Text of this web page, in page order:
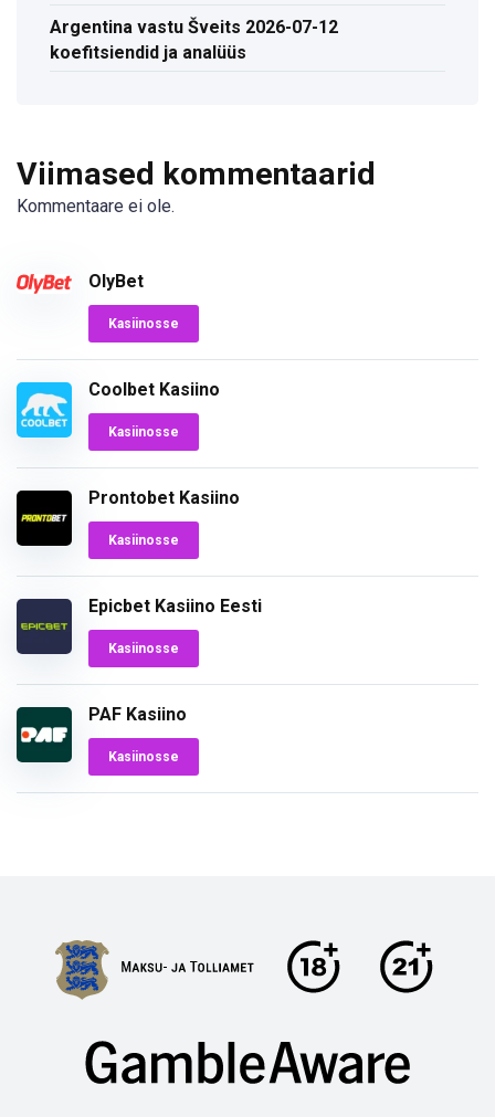
Argentina vastu Šveits 2026-07-12
koefitsiendid ja analüüs
Viimased kommentaarid
Kommentaare ei ole.
OlyBet
Kasiinosse
Coolbet Kasiino
Kasiinosse
Prontobet Kasiino
Kasiinosse
Epicbet Kasiino Eesti
Kasiinosse
PAF Kasiino
Kasiinosse